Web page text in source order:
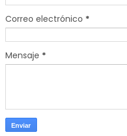
Correo electrónico *
Mensaje *